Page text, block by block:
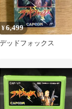
¥6,499
デッドフォックス